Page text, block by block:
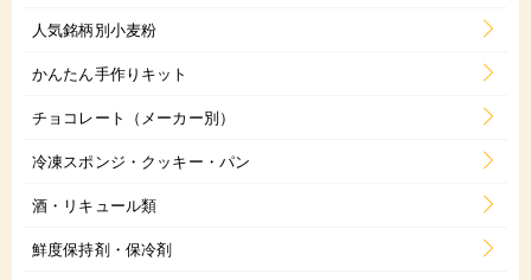
人気銘柄別小麦粉
かんたん手作りキット
チョコレート（メーカー別）
冷凍スポンジ・クッキー・パン
酒・リキュール類
鮮度保持剤・保冷剤